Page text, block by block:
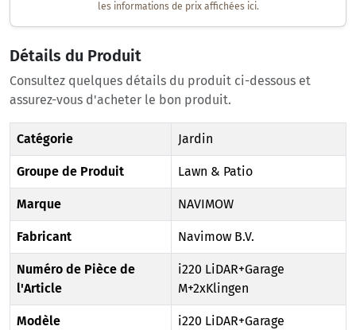
les informations de prix affichées ici.
Détails du Produit
Consultez quelques détails du produit ci-dessous et
assurez-vous d'acheter le bon produit.
Catégorie Jardin
Groupe de Produit Lawn & Patio
Marque NAVIMOW
Fabricant ‎Navimow B.V.
Numéro de Pièce de
l'Article
i220 LiDAR+Garage
M+2xKlingen
Modèle
i220 LiDAR+Garage